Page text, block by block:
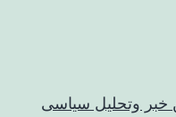
خبر وتحلیل سیاسی